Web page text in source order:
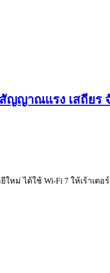
สัญญาณแรง เสถีย
ม่ ได้ใช้ Wi-Fi 7 ให้เร้าเต